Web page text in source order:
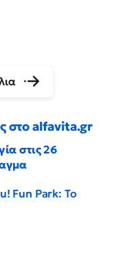
στο alfavita.gr
στις 26
Fun Park: Το